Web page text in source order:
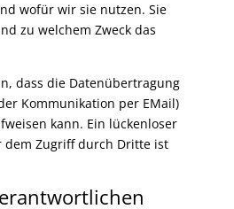
wofür wir sie nutzen. Sie
zu welchem Zweck das
dass die Datenübertragung
Kommunikation per EMail)
kann. Ein lückenloser
dem Zugriff durch Dritte ist